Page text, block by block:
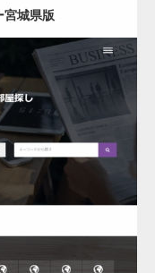
宮城県版